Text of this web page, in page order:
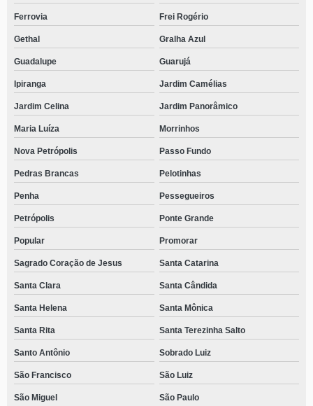
Ferrovia Frei Rogério
Gethal Gralha Azul
Guadalupe Guarujá
Ipiranga Jardim Camélias
Jardim Celina Jardim Panorâmico
Maria Luíza Morrinhos
Nova Petrópolis Passo Fundo
Pedras Brancas Pelotinhas
Penha Pessegueiros
Petrópolis Ponte Grande
Popular Promorar
Sagrado Coração de Jesus Santa Catarina
Santa Clara Santa Cândida
Santa Helena Santa Mônica
Santa Rita Santa Terezinha Salto
Santo Antônio Sobrado Luiz
São Francisco São Luiz
São Miguel São Paulo